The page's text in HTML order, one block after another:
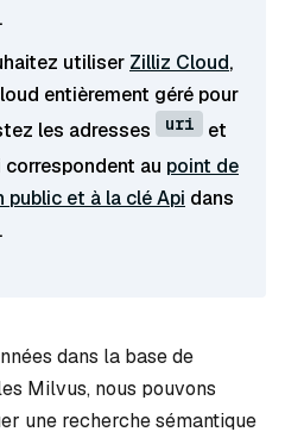
.
utiliser Zilliz Cloud,
entièrement géré pour
les adresses
uri et
correspondent au point de
public et à la clé Api dans
dans la base de
Milvus, nous pouvons
une recherche sémantique